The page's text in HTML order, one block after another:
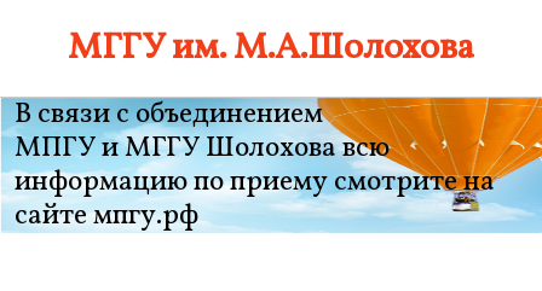
МГГУ им. М.А.Шолохова
В связи с объединением
МПГУ и МГГУ Шолохова всю
информацию по приему смотрите на
сайте мпгу.рф